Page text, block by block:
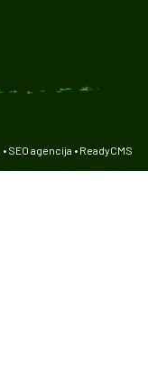
• SEO agencija • ReadyCMS